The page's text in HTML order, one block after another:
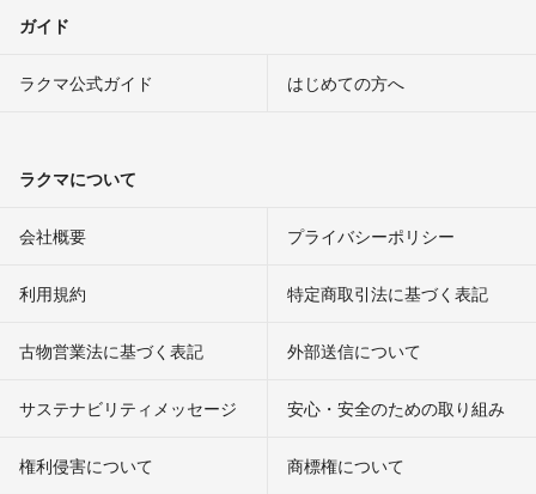
ガイド
ラクマ公式ガイド はじめての方へ
ラクマについて
会社概要 プライバシーポリシー
利用規約 特定商取引法に基づく表記
古物営業法に基づく表記 外部送信について
サステナビリティメッセージ 安心・安全のための取り組み
権利侵害について
商標権について